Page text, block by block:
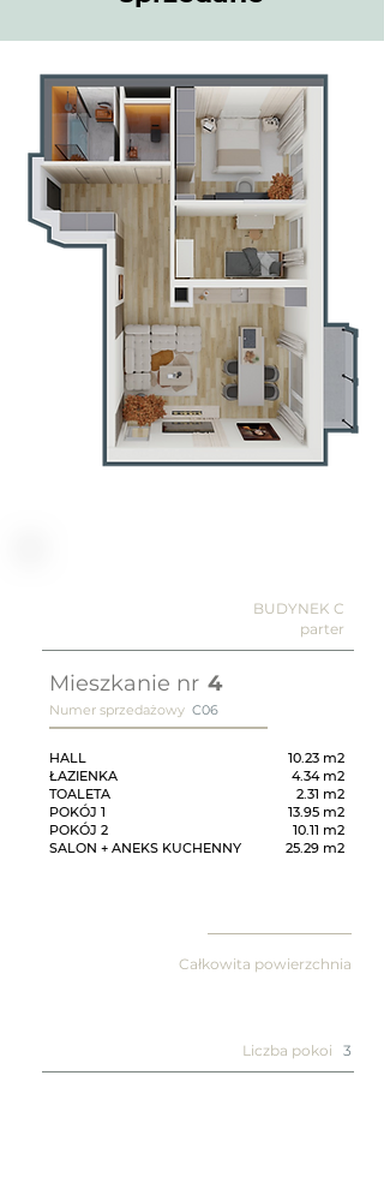
BUDYNEK C
parter
Mieszkanie nr 4
Numer sprzedażowy C06
HALL
ŁAZIENKA
TOALETA
POKÓJ 1
POKÓJ 2
SALON + ANEKS KUCHENNY
10.23 m2
4.34 m2
2.31 m2
13.95 m2
10.11 m2
25.29 m2
Całkowita powierzchnia
Liczba pokoi 3